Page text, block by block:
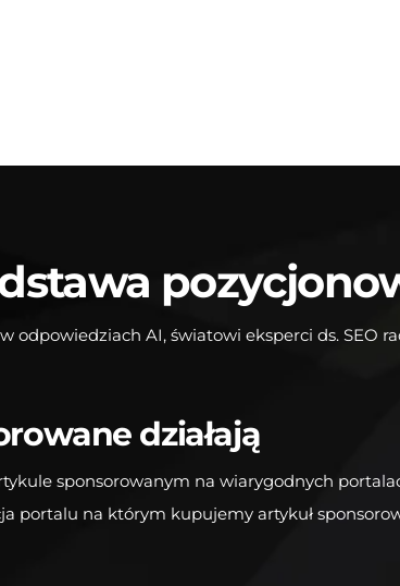
odpowiedziach AI, światowi eksperci ds. SEO
działają
sponsorowanym na wiarygodnych
portalu na którym kupujemy artykuł